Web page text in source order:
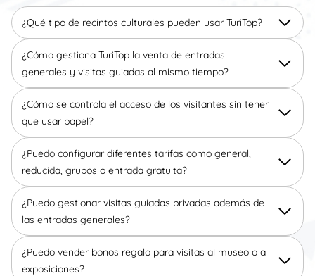
¿Qué tipo de recintos culturales pueden usar TuriTop?
¿Cómo gestiona TuriTop la venta de entradas
generales y visitas guiadas al mismo tiempo?
¿Cómo se controla el acceso de los visitantes sin tener
que usar papel?
¿Puedo configurar diferentes tarifas como general,
reducida, grupos o entrada gratuita?
¿Puedo gestionar visitas guiadas privadas además de
las entradas generales?
¿Puedo vender bonos regalo para visitas al museo o a
exposiciones?